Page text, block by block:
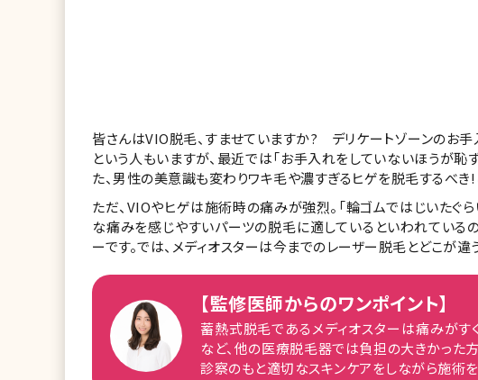
皆さんはVIO脱毛、すませていますか? デリケートゾーンのお
という人もいますが、最近では「お手入れをしていないほうが恥
た、男性の美意識も変わりワキ毛や濃すぎるヒゲを脱毛するべき!
ただ、VIOやヒゲは施術時の痛みが強烈。「輪ゴムではじいたぐ
な痛みを感じやすいパーツの脱毛に適しているといわれている
ーです。では、メディオスターは今までのレーザー脱毛とどこが違
【監修医師からのワンポイント】
蓄熱式脱毛であるメディオスターは痛みがす
など、他の医療脱毛器では負担の大きかった
診察のもと適切なスキンケアをしながら施術